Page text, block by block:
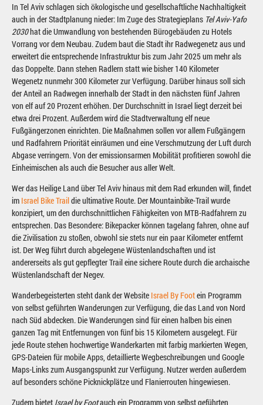
In Tel Aviv schlagen sich ökologische und gesellschaftliche Nachhaltigkeit
auch in der Stadtplanung nieder: Im Zuge des Strategieplans Tel Aviv-Yafo
2030hat die Umwandlung von bestehenden Bürogebäuden zu Hotels
Vorrang vor dem Neubau. Zudem baut die Stadt ihr Radwegenetz aus und
erweitert die entsprechende Infrastruktur bis zum Jahr 2025 um mehr als
das Doppelte. Dann stehen Radlern statt wie bisher 140 Kilometer
Wegenetz nunmehr 300 Kilometer zur Verfügung. Darüber hinaus soll sich
der Anteil an Radwegen innerhalb der Stadt in den nächsten fünf Jahren
von elf auf 20 Prozent erhöhen. Der Durchschnitt in Israel liegt derzeit bei
etwa drei Prozent. Außerdem wird die Stadtverwaltung elf neue
Fußgängerzonen einrichten. Die Maßnahmen sollen vor allem Fußgängern
und Radfahrern Priorität einräumen und eine Verschmutzung der Luft durch
Abgase verringern. Von der emissionsarmen Mobilität profitieren sowohl die
Einheimischen als auch die Besucher aus aller Welt.
Wer das Heilige Land über Tel Aviv hinaus mit dem Rad erkunden will, findet
im Israel Bike Traildie ultimative Route. Der Mountainbike-Trail wurde
konzipiert, um den durchschnittlichen Fähigkeiten von MTB-Radfahrern zu
entsprechen. Das Besondere: Bikepacker können tagelang fahren, ohne auf
die Zivilisation zu stoßen, obwohl sie stets nur ein paar Kilometer entfernt
ist. Der Weg führt durch abgelegene Wüstenlandschaften und ist
andererseits als gut gepflegter Trail eine sichere Route durch die archaische
Wüstenlandschaft der Negev.
Wanderbegeisterten steht dank der Website Israel By Footein Programm
von selbst geführten Wanderungen zur Verfügung, die das Land von Nord
nach Süd abdecken. Die Wanderungen sind für einen halben bis einen
ganzen Tag mit Entfernungen von fünf bis 15 Kilometern ausgelegt. Für
jede Route stehen hochwertige Wanderkarten mit farbig markierten Wegen,
GPS-Dateien für mobile Apps, detaillierte Wegbeschreibungen und Google
Maps-Links zum Ausgangspunkt zur Verfügung. Nutzer werden außerdem
auf besonders schöne Picknickplätze und Flanierrouten hingewiesen.
Zudem bietet Israel by Footauch ein Programm von selbst geführten